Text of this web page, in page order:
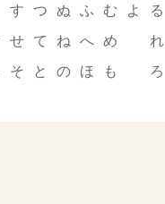
す
せ
そ
つ
て
と
ぬ
ね
の
ふ
へ
ほ
む
め
も
よ
る
れ
ろ